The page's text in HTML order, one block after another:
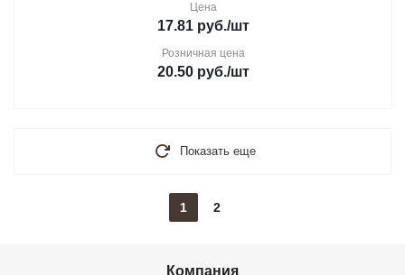
Цена
17.81 руб./шт
Розничная цена
20.50 руб./шт
Показать еще
1 2
Компания